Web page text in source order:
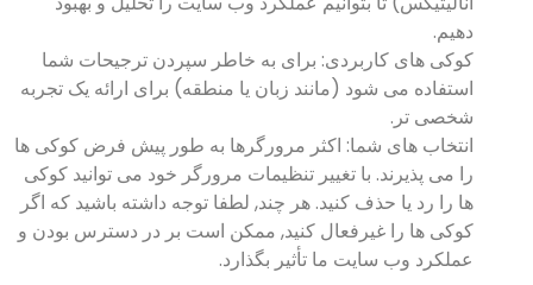
دهیم.
کوکی های کاربردی: برای به خاطر سپردن ترجیحات شما
استفاده می شود (مانند زبان یا منطقه) برای ارائه یک تجربه
شخصی تر.
انتخاب های شما: اکثر مرورگرها به طور پیش فرض کوکی ها
را می پذیرند. با تغییر تنظیمات مرورگر خود می توانید کوکی
ها را رد یا حذف کنید. هر چند, لطفا توجه داشته باشید که اگر
کوکی ها را غیرفعال کنید, ممکن است بر در دسترس بودن و
عملکرد وب سایت ما تأثیر بگذارد.